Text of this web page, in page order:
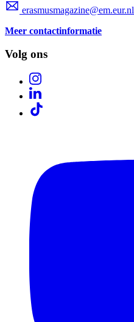
erasmusmagazine@em.eur.nl
Meer contactinformatie
Volg ons